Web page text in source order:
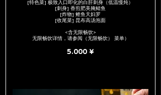
[特色菜] 极致入口即化的白肝刺身（低温慢炖）
[刺身] 香煎肥美腌鲭鱼
[炸物] 鲣鱼天妇罗
[收尾菜] 昆布高汤泡面
<含无限畅饮>
无限畅饮详情，请参阅（无限畅饮） 菜单）
5.000 ¥